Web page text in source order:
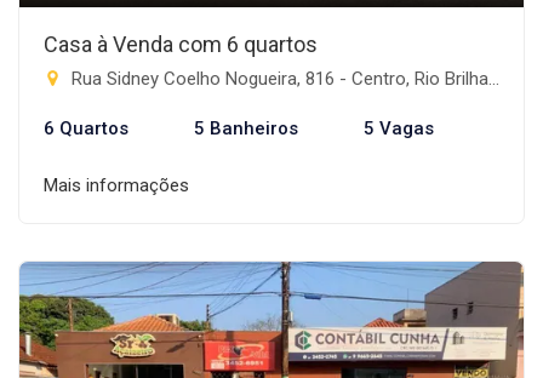
Casa à Venda com 6 quartos
Rua Sidney Coelho Nogueira, 816 - Centro, Rio Brilhante-MS
6 Quartos 5 Banheiros 5 Vagas
Mais informações